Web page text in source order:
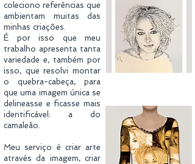
coleciono referências que
ambientam muitas das
minhas criações.
É por isso que meu
trabalho apresenta tanta
variedade e, também por
isso, que resolvi montar
o quebra-cabeça, para
que uma imagem única se
delineasse e ficasse mais
identificável: a do
camaleão.
Meu serviço é criar arte
através da imagem, criar